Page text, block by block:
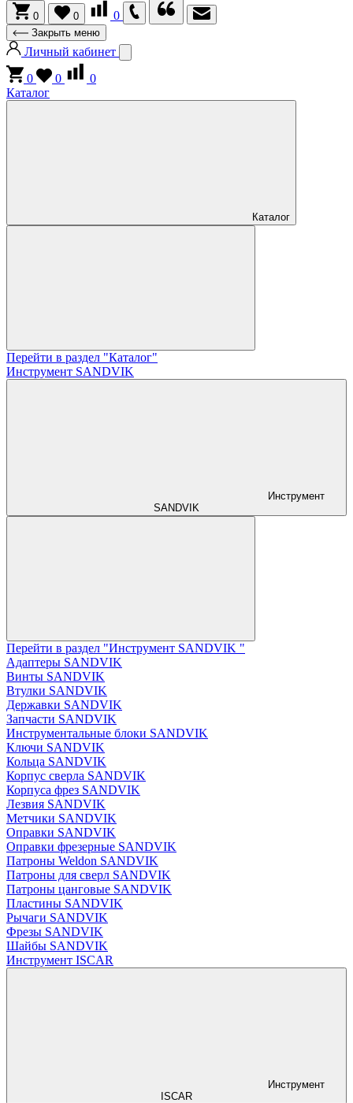
0 0 0
Закрыть меню
Личный кабинет
0
0
0
Каталог
Каталог
Перейти в раздел "Каталог"
Инструмент SANDVIK
Инструмент
SANDVIK
Перейти в раздел "Инструмент SANDVIK "
Адаптеры SANDVIK
Винты SANDVIK
Втулки SANDVIK
Державки SANDVIK
Запчасти SANDVIK
Инструментальные блоки SANDVIK
Ключи SANDVIK
Кольца SANDVIK
Корпус сверла SANDVIK
Корпуса фрез SANDVIK
Лезвия SANDVIK
Метчики SANDVIK
Оправки SANDVIK
Оправки фрезерные SANDVIK
Патроны Weldon SANDVIK
Патроны для сверл SANDVIK
Патроны цанговые SANDVIK
Пластины SANDVIK
Рычаги SANDVIK
Фрезы SANDVIK
Шайбы SANDVIK
Инструмент ISCAR
Инструмент
ISCAR